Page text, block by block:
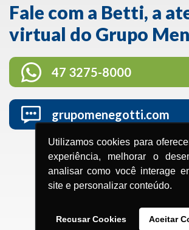
Utilizamos cookies para
experiência, melhorar o
analisar como você interage
site e personalizar conteúdo.
Recusar Cookies Aceitar
Fale com a Betti, a
virtual do Grupo
47 3275-8000
grupomenegotti.com